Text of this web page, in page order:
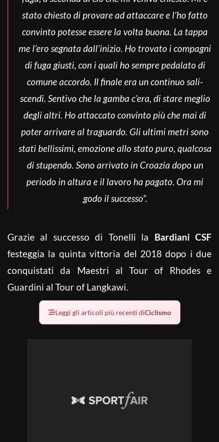
stato chiesto di provare ad attaccare e l’ho fatto
convinto potesse essere la volta buona. La tappa
me l’ero segnata dall’inizio. Ho trovato i compagni
di fuga giusti, con i quali ho sempre pedalato di
comune accordo. Il finale era un continuo sali-
scendi. Sentivo che la gamba c’era, di stare meglio
degli altri. Ho attaccato convinto più che mai di
poter arrivare al traguardo. Gli ultimi metri sono
stati bellissimi, emozione allo stato puro, qualcosa
di stupendo. Sono arrivato in Croazia dopo un
periodo in altura e il lavoro ha pagato. Ora mi
godo il successo”.
Grazie al successo di Tonelli la Bardiani CSF
festeggia la quinta vittoria del 2018 dopo i due
conquistati da Maestri al Tour of Rhodes e
Guardini al Tour of Langkawi.
Leggi gli articoli più recenti diCiclismo